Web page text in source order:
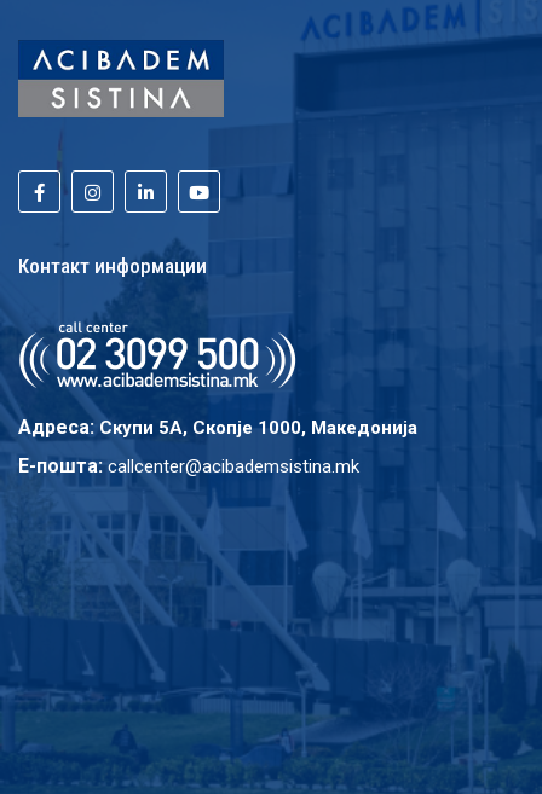
Контакт информации
Адреса: Скупи 5A, Скопје 1000, Македонија
E-пошта: callcenter@acibademsistina.mk